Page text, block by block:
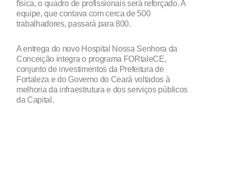
física, o quadro de profissionais será reforçado. A
equipe, que contava com cerca de 500
trabalhadores, passará para 800.
A entrega do novo Hospital Nossa Senhora da
Conceição integra o programa FORtaleCE,
conjunto de investimentos da Prefeitura de
Fortaleza e do Governo do Ceará voltados à
melhoria da infraestrutura e dos serviços públicos
da Capital.